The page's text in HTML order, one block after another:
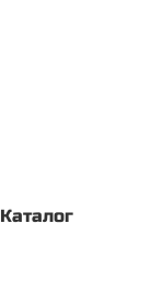
Каталог